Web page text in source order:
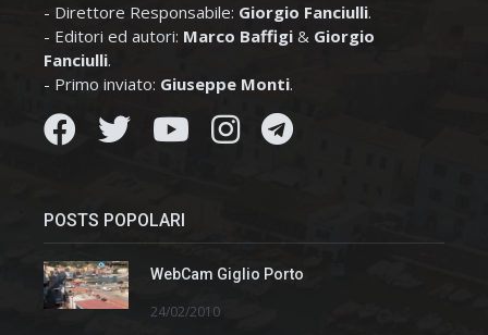
- Direttore Responsabile: Giorgio Fanciulli.
- Editori ed autori: Marco Baffigi & Giorgio
Fanciulli.
- Primo inviato: Giuseppe Monti.
POSTS POPOLARI
WebCam Giglio Porto
24/02/2010